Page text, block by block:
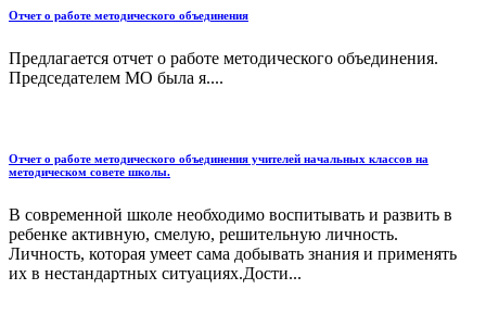
Отчет о работе методического объединения
Предлагается отчет о работе методического объединения.
Председателем МО была я....
Отчет о работе методического объединения учителей начальных классов на
методическом совете школы.
В современной школе необходимо воспитывать и развить в
ребенке активную, смелую, решительную личность.
Личность, которая умеет сама добывать знания и применять
их в нестандартных ситуациях.Дости...